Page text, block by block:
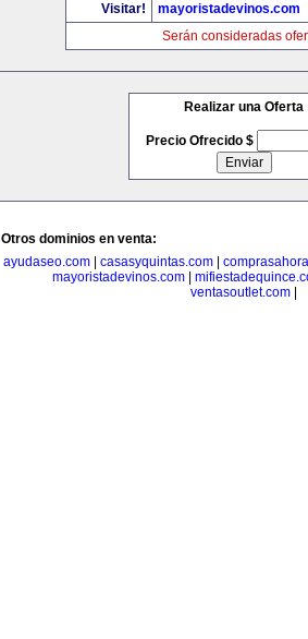
Visitar!
mayoristadevinos.com
Serán consideradas
Realizar una Oferta
Precio Ofrecido $
Otros dominios en venta:
ayudaseo.com
casasyquintas.com
mayoristadevinos.com
ventasoutlet.com